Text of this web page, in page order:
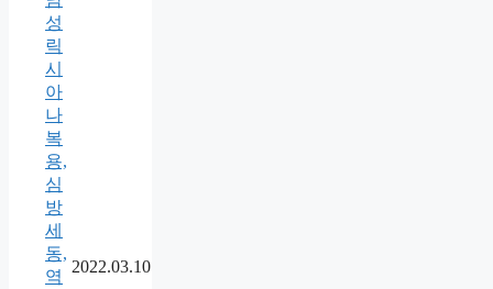
성
릭
시
아
나
복
용,
심
방
세
동,
역
2022.03.10